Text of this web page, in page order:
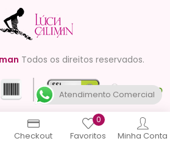
Checkout
0
Favoritos Minha Conta
Todos os direitos reservados.
Atendimento Comercial